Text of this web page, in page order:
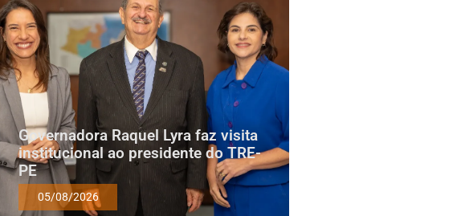
Governadora Raquel Lyra faz visita
institucional ao presidente do TRE-
PE
05/08/2026